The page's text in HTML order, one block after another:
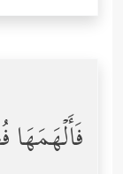
فَأَلۡهَمَهَا